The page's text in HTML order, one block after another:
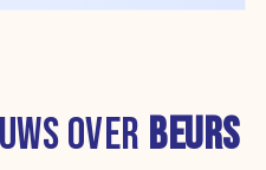
OVER BEURS